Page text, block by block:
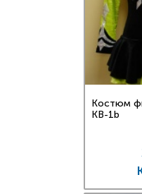
Костюм
KB-1b